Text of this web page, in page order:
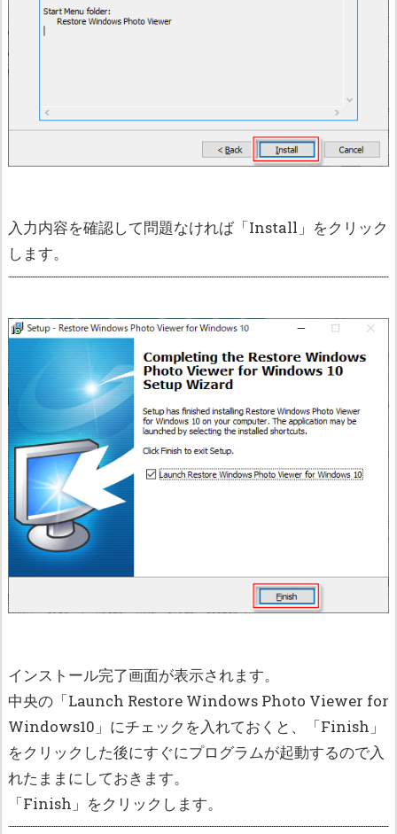
入力内容を確認して問題なければ「Install」をクリック
します。
インストール完了画面が表示されます。
中央の「Launch Restore Windows Photo Viewer for
Windows10」にチェックを入れておくと、「Finish」
をクリックした後にすぐにプログラムが起動するので入
れたままにしておきます。
「Finish」をクリックします。